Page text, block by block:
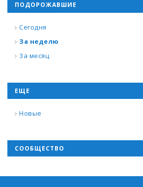
ПОДОРОЖАВШИЕ
Сегодня
За неделю
За месяц
ЕЩЕ
Новые
СООБЩЕСТВО